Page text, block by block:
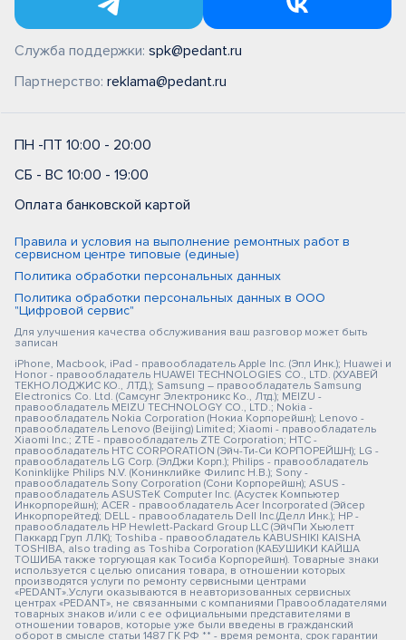
Служба поддержки: spk@pedant.ru
Партнерство: reklama@pedant.ru
ПН -ПТ 10:00 - 20:00
СБ - ВС 10:00 - 19:00
Оплата банковской картой
Правила и условия на выполнение ремонтных работ в
сервисном центре типовые (единые)
Политика обработки персональных данных
Политика обработки персональных данных в ООО
"Цифровой сервис"
Для улучшения качества обслуживания ваш разговор может быть
записан
iPhone, Macbook, iPad - правообладатель Apple Inc. (Эпл Инк.); Huawei и
Honor - правообладатель HUAWEI TECHNOLOGIES CO., LTD. (ХУАВЕЙ
ТЕКНОЛОДЖИС КО., ЛТД.); Samsung – правообладатель Samsung
Electronics Co. Ltd. (Самсунг Электроникс Ко., Лтд.); MEIZU -
правообладатель MEIZU TECHNOLOGY CO., LTD.; Nokia -
правообладатель Nokia Corporation (Нокиа Корпорейшн); Lenovo -
правообладатель Lenovo (Beijing) Limited; Xiaomi - правообладатель
Xiaomi Inc.; ZTE - правообладатель ZTE Corporation; HTC -
правообладатель HTC CORPORATION (Эйч-Ти-Си КОРПОРЕЙШН); LG -
правообладатель LG Corp. (ЭлДжи Корп.); Philips - правообладатель
Koninklijke Philips N.V. (Конинклийке Филипс Н.В.); Sony -
правообладатель Sony Corporation (Сони Корпорейшн); ASUS -
правообладатель ASUSTeK Computer Inc. (Асустек Компьютер
Инкорпорейшн); ACER - правообладатель Acer Incorporated (Эйсер
Инкорпорейтед); DELL - правообладатель Dell Inc.(Делл Инк.); HP -
правообладатель HP Hewlett-Packard Group LLC (ЭйчПи Хьюлетт
Паккард Груп ЛЛК); Toshiba - правообладатель KABUSHIKI KAISHA
TOSHIBA, also trading as Toshiba Corporation (КАБУШИКИ КАЙША
ТОШИБА также торгующая как Тосиба Корпорейшн). Товарные знаки
используется с целью описания товара, в отношении которых
производятся услуги по ремонту сервисными центрами
«PEDANT».Услуги оказываются в неавторизованных сервисных
центрах «PEDANT», не связанными с компаниями Правообладателями
товарных знаков и/или с ее официальными представителями в
отношении товаров, которые уже были введены в гражданский
оборот в смысле статьи 1487 ГК РФ ** - время ремонта, срок гарантии